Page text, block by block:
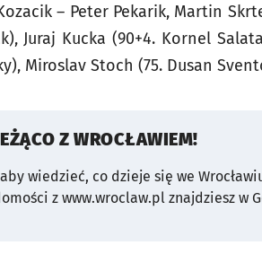
– Peter Pekarik, Martin
Juraj Kucka (90+4. Kornel
Miroslav Stoch (75. Dusan
Z WROCŁAWIEM!
wiedzieć, co dzieje się we
z www.wroclaw.pl znajdziesz w